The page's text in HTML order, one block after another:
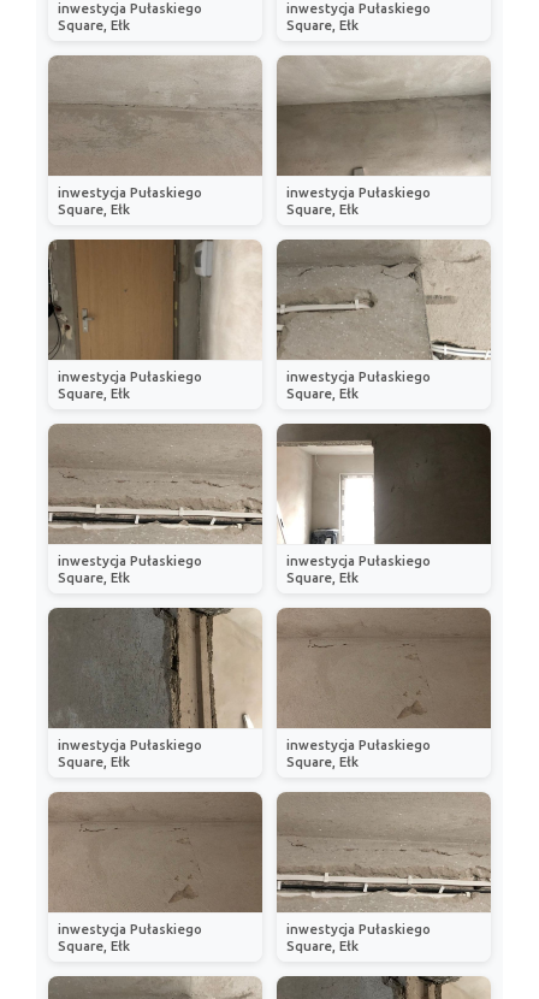
inwestycja Pułaskiego
Square, Ełk
inwestycja Pułaskiego
Square, Ełk
inwestycja Pułaskiego
Square, Ełk
inwestycja Pułaskiego
Square, Ełk
inwestycja Pułaskiego
Square, Ełk
inwestycja Pułaskiego
Square, Ełk
inwestycja Pułaskiego
Square, Ełk
inwestycja Pułaskiego
Square, Ełk
inwestycja Pułaskiego
Square, Ełk
inwestycja Pułaskiego
Square, Ełk
inwestycja Pułaskiego
Square, Ełk
inwestycja Pułaskiego
Square, Ełk